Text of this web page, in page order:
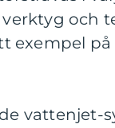
verktyg och
exempel